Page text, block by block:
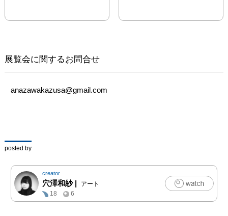
時まで）
禅語や円相をテーマに
花・植物や人物などを描
事随時承ります。
作家は全日程終日在廊致
します。
お近くにお越しの際は是
非お気軽に御高覧くださ
い。
展覧会に関するお問合せ
anazawakazusa@gmail.com
posted by
creator
穴澤和紗|
アート
18
6